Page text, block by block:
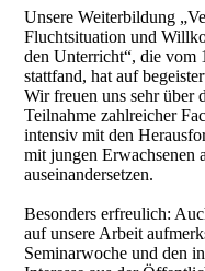
Unsere Weiterbildung
Fluchtsituation und
den Unterricht“, die vom
stattfand, hat auf
Wir freuen uns sehr über
Teilnahme zahlreicher
intensiv mit den
mit jungen Erwachsenen
auseinandersetzen.
Besonders erfreulich:
auf unsere Arbeit
Seminarwoche und den